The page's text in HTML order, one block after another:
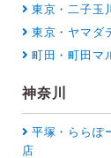
東京・二子玉
東京・ヤマダ
町田・町田マ
神奈川
平塚・ららぽ
店